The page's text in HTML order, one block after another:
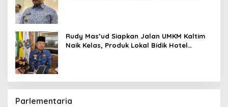
Rudy Mas’ud Siapkan Jalan UMKM Kaltim
Naik Kelas, Produk Lokal Bidik Hotel
Parlementaria